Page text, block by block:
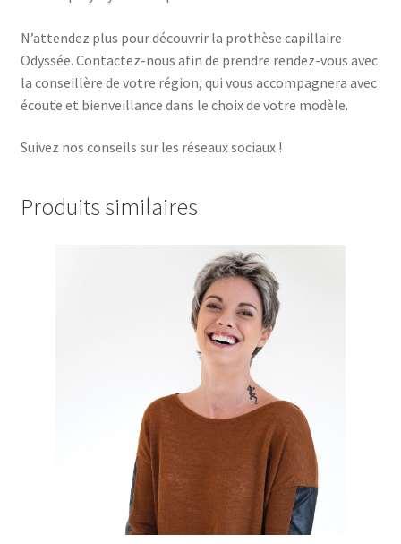
N’attendez plus pour découvrir la prothèse capillaire
Odyssée. Contactez-nous afin de prendre rendez-vous avec
la conseillère de votre région, qui vous accompagnera avec
écoute et bienveillance dans le choix de votre modèle.
Suivez nos conseils sur les réseaux sociaux !
Produits similaires
produit
a
plusieurs
variations.
Les
options
peuvent